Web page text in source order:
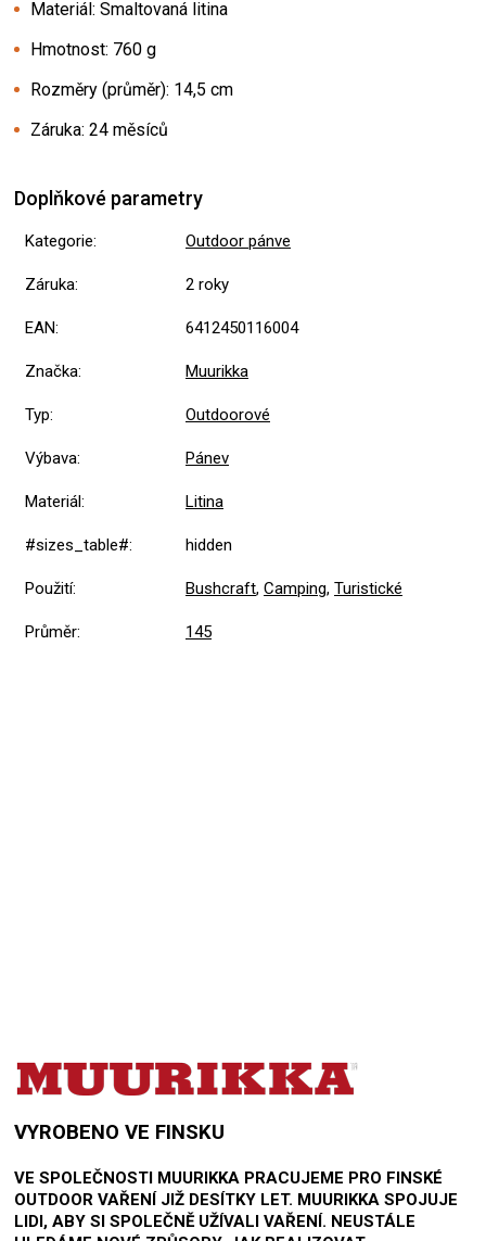
Materiál: Smaltovaná litina
Hmotnost: 760 g
Rozměry (průměr): 14,5 cm
Záruka: 24 měsíců
Doplňkové parametry
Kategorie: Outdoor pánve
Záruka: 2 roky
EAN: 6412450116004
Značka: Muurikka
Typ: Outdoorové
Výbava: Pánev
Materiál: Litina
#sizes_table#: hidden
Použití: Bushcraft, Camping, Turistické
Průměr: 145
VYROBENO VE FINSKU
VE SPOLEČNOSTI MUURIKKA PRACUJEME PRO FINSKÉ
OUTDOOR VAŘENÍ JIŽ DESÍTKY LET. MUURIKKA SPOJUJE
LIDI, ABY SI SPOLEČNĚ UŽÍVALI VAŘENÍ. NEUSTÁLE